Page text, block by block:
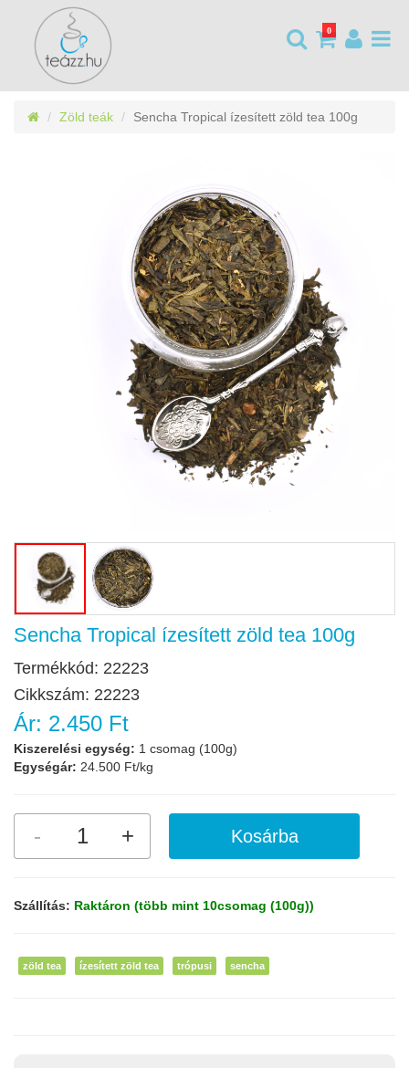
0
Zöld teák Sencha Tropical ízesített zöld tea 100g
Sencha Tropical ízesített zöld tea 100g
Termékkód: 22223
Cikkszám: 22223
Ár: 2.450 Ft
Kiszerelési egység: 1 csomag (100g)
Egységár: 24.500 Ft/kg
Szállítás: Raktáron (több mint 10csomag (100g))
zöld tea ízesített zöld tea trópusi sencha